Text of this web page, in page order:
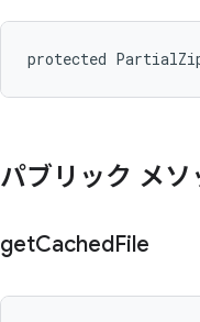
protected
パブリック メソ
getCachedFile